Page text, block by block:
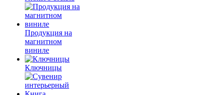
Продукция на
магнитном
виниле
Ключницы